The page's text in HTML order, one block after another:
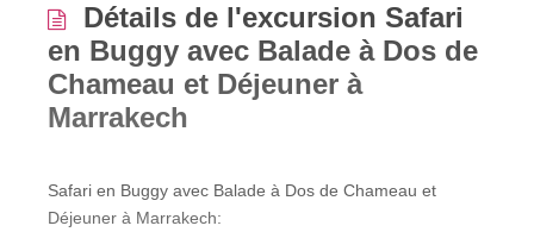
Détails de l'excursion Safari
en Buggy avec Balade à Dos de
Chameau et Déjeuner à
Marrakech
Safari en Buggy avec Balade à Dos de Chameau et
Déjeuner à Marrakech: